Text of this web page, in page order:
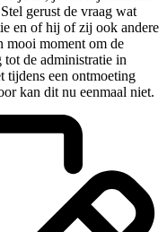
gerust de vraag wat
en of hij of zij ook andere
mooi moment om de
de administratie in
tijdens een ontmoeting
kan dit nu eenmaal niet.